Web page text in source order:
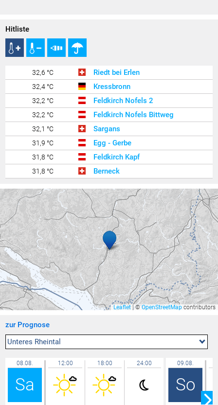
Hitliste
32,6 °C Riedt bei Erlen
32,4 °C Kressbronn
32,2 °C Feldkirch Nofels 2
32,2 °C Feldkirch Nofels Bittweg
32,1 °C Sargans
31,9 °C Egg - Gerbe
31,8 °C Feldkirch Kapf
31,8 °C Berneck
31,8 °C Rüti
31,8 °C Götzis - Unteres Kirla
31,7 °C Gamprin
31,7 °C Ravensburg - Weißenau
31,7 °C Feldkirch Nofels Nord
31,6 °C Bassersdorf
31,6 °C Balzers Oksaboda
31,6 °C Langenegg
31,6 °C Buchs / Aarau
31,6 °C
31,5 °C
31,3 °C Amriswil
31,3 °C Chur
Feldkirch Altenstadt Feuerwehr
Leaflet © OpenStreetMap contributors
zur Prognose
Unteres Rheintal
08.08.
Sa
12:00 18:00 24:00 09.08.
So